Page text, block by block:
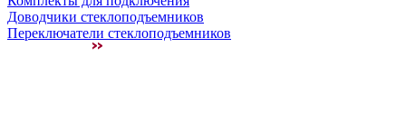
Доводчики стеклоподъемников
Переключатели стеклоподъемников